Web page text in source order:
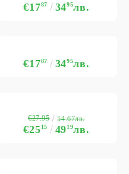
€1787 3495лв.
€1787 3495лв.
€2515 4919лв.
€27.95 54.67лв.